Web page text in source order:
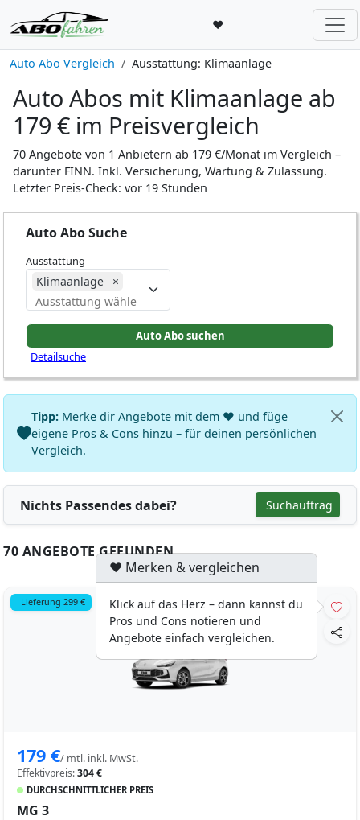
♥
Auto Abo Vergleich Ausstattung: Klimaanlage
Auto Abos mit Klimaanlage ab
179 € im Preisvergleich
70 Angebote von 1 Anbietern ab 179 €/Monat im Vergleich –
darunter FINN. Inkl. Versicherung, Wartung & Zulassung.
Letzter Preis-Check: vor 19 Stunden
Auto Abo Suche
Ausstattung
Klimaanlage ×
Detailsuche
Tipp: Merke dir Angebote mit dem ♥ und füge
eigene Pros & Cons hinzu – für deinen persönlichen
Vergleich.
Nichts Passendes dabei? Suchauftrag
70 ANGEBOTE GEFUNDEN
Lieferung 299 €
179 €/ mtl. inkl. MwSt.
Effektivpreis:304 €
DURCHSCHNITTLICHER PREIS
MG 3
♥ Merken & vergleichen
Klick auf das Herz – dann kannst du
Pros und Cons notieren und
Angebote einfach vergleichen.